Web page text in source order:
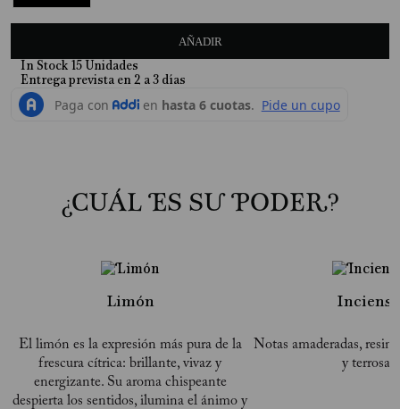
AÑADIR
In Stock 15Unidades
¿CUÁL ES SU PODER?
Limón
El limón es la expresión más pura de la
frescura cítrica: brillante, vivaz y
energizante. Su aroma chispeante
despierta los sentidos, ilumina el ánimo y
Incienso
Notas amaderadas,
y terrosas